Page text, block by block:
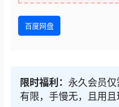
百度网盘
限时福利： 永久会员
有限，手慢无，且用